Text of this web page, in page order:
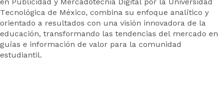
Tecnológica de México, combina su enfoque analítico y
orientado a resultados con una visión innovadora de la
educación, transformando las tendencias del mercado en
guías e información de valor para la comunidad
estudiantil.